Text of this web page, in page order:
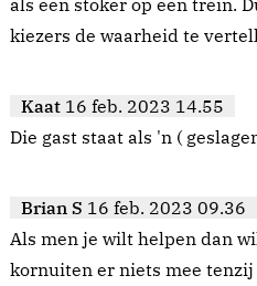
als een stoker op een trein.
kiezers de waarheid te
Kaat 16 feb. 2023 14.55
Die gast staat als 'n (
Brian S 16 feb. 2023 09.36
Als men je wilt helpen dan
kornuiten er niets mee